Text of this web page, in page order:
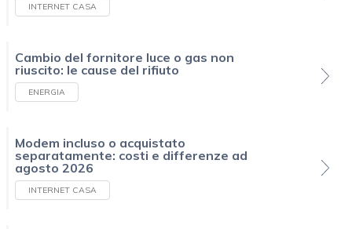
INTERNET CASA
Cambio del fornitore luce o gas non
riuscito: le cause del rifiuto
ENERGIA
Modem incluso o acquistato
separatamente: costi e differenze ad
agosto 2026
INTERNET CASA